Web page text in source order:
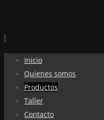
contenido
Inicio
Quienes somos
Productos
Taller
Contacto